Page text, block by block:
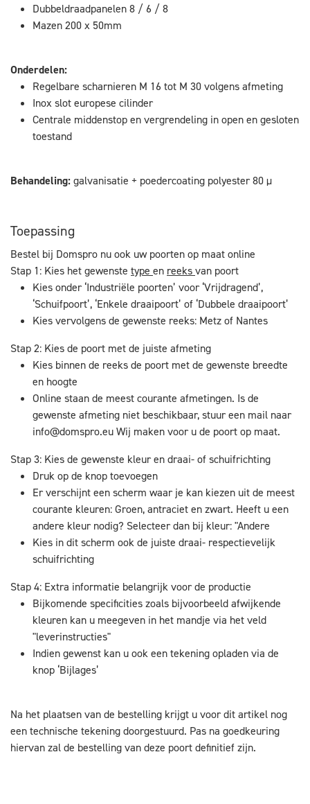
Dubbeldraadpanelen 8 / 6 / 8
Mazen 200 x 50mm
Onderdelen:
Regelbare scharnieren M 16 tot M 30 volgens afmeting
Inox slot europese cilinder
Centrale middenstop en vergrendeling in open en gesloten
toestand
Behandeling:galvanisatie + poedercoating polyester 80 µ
Toepassing
Bestel bij Domspro nu ook uw poorten op maat online
Stap 1: Kies het gewenste type en reeksvan poort
Kies onder ‘Industriële poorten’ voor ‘Vrijdragend’,
‘Schuifpoort’, ‘Enkele draaipoort’ of ‘Dubbele draaipoort’
Kies vervolgens de gewenste reeks: Metz of Nantes
Stap 2: Kies de poort met de juiste afmeting
Kies binnen de reeks de poort met de gewenste breedte
en hoogte
Online staan de meest courante afmetingen. Is de
gewenste afmeting niet beschikbaar, stuur een mail naar
info@domspro.euWij maken voor u de poort op maat.
Stap 3: Kies de gewenste kleur en draai- of schuifrichting
Druk op de knop toevoegen
Er verschijnt een scherm waar je kan kiezen uit de meest
courante kleuren: Groen, antraciet en zwart. Heeft u een
andere kleur nodig? Selecteer dan bij kleur: "Andere
Kies in dit scherm ook de juiste draai- respectievelijk
schuifrichting
Stap 4: Extra informatie belangrijk voor de productie
Bijkomende specificities zoals bijvoorbeeld afwijkende
kleuren kan u meegeven in het mandje via het veld
"leverinstructies"
Indien gewenst kan u ook een tekening opladen via de
knop ‘Bijlages’
Na het plaatsen van de bestelling krijgt u voor dit artikel nog
een technische tekening doorgestuurd. Pas na goedkeuring
hiervan zal de bestelling van deze poort definitief zijn.